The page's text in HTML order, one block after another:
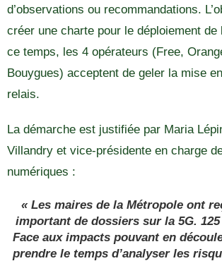
d’observations ou recommandations.
créer une charte pour le déploiement de
ce temps, les 4 opérateurs (Free,
Bouygues) acceptent de geler la mise
relais.
La démarche est justifiée par Maria
Villandry et vice-présidente en charge
numériques :
« Les maires de la Métropole ont
important de dossiers sur la 5G.
Face aux impacts pouvant en
prendre le temps d’analyser les